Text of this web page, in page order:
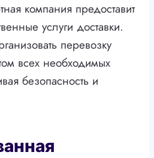
компания предоставит
услуги доставки.
перевозку
всех необходимых
безопасность и